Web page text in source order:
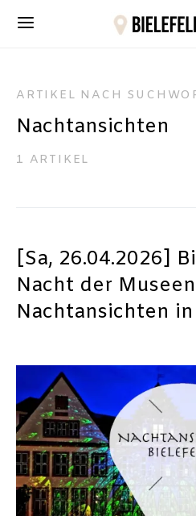
ARTIKEL NACH
Nachtansichten
1 ARTIKEL
[Sa, 26.04.2026]
Nacht der
Nachtansichten